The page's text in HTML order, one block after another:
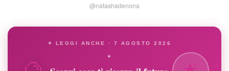
@natashadenona
✦ LEGGI ANCHE · 7 AGOSTO 2026
✦